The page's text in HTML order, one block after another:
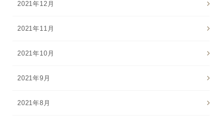
2021年12月
2021年11月
2021年10月
2021年9月
2021年8月